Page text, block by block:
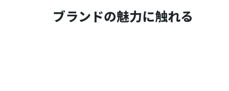
ブランドの魅力に触れる